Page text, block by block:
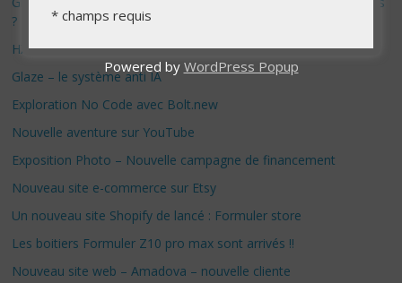
?
HX-2: L’ultime révolution ou le début de la fin ?
Glaze – le système anti IA
Exploration No Code avec Bolt.new
Nouvelle aventure sur YouTube
Exposition Photo – Nouvelle campagne de financement
Nouveau site e-commerce sur Etsy
Un nouveau site Shopify de lancé : Formuler store
Les boitiers Formuler Z10 pro max sont arrivés !!
Nouveau site web – Amadova – nouvelle cliente
* champs requis
Powered by WordPress Popup